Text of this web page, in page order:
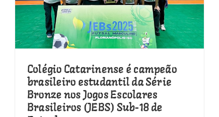
Colégio Catarinense é campeão
brasileiro estudantil da Série
Bronze nos Jogos Escolares
Brasileiros (JEBS) Sub-18 de